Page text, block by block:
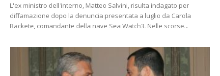
L'ex ministro dell'interno, Matteo Salvini, risulta indagato per
diffamazione dopo la denuncia presentata a luglio da Carola
Rackete, comandante della nave Sea Watch3. Nelle scorse...